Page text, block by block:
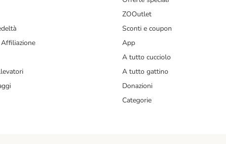
ZOOutlet
Sconti e coupon
App
A tutto cucciolo
A tutto gattino
Donazioni
Categorie